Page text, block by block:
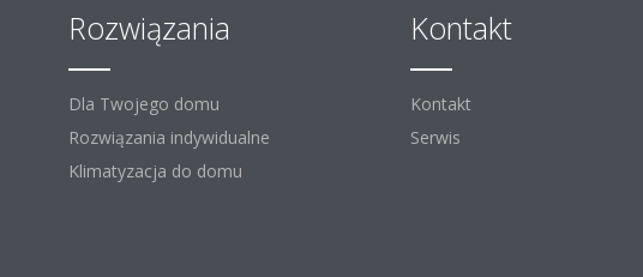
Rozwiązania
Dla Twojego domu
Rozwiązania indywidualne
Klimatyzacja do domu
Kontakt
Kontakt
Serwis